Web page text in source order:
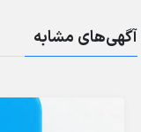
آگهی‌های مشابه